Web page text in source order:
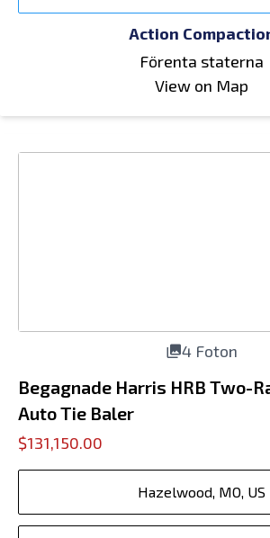
Action
Förenta staterna
View on Map
4 Foton
Begagnade Harris HRB Two-
Auto Tie Baler
$131,150.00
Hazelwood, MO, US